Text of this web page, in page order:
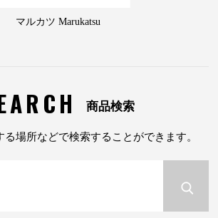
マルカツ Marukatsu
商品検索
場所などで検索することができます。